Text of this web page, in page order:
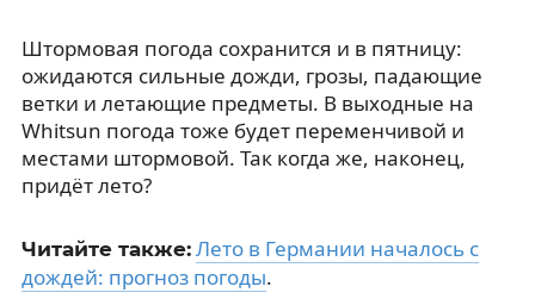
Штормовая погода сохранится и в пятницу:
ожидаются сильные дожди, грозы, падающие
ветки и летающие предметы. В выходные на
Whitsun погода тоже будет переменчивой и
местами штормовой. Так когда же, наконец,
придёт лето?
Читайте также: Лето в Германии началось с
дождей: прогноз погоды.